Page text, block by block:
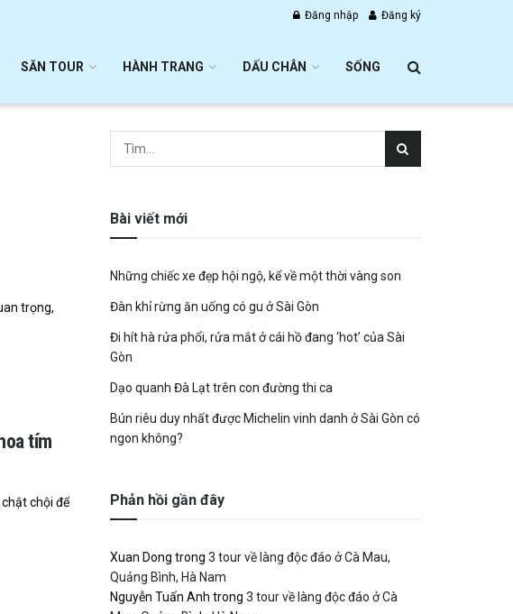
Đăng nhập Đăng ký
SĂN TOUR HÀNH TRANG DẤU CHÂN SỐNG
trọng,
tím
chội để
Bài viết mới
Những chiếc xe đẹp hội ngộ, kể về một thời vàng son
Đàn khỉ rừng ăn uống có gu ở Sài Gòn
Đi hít hà rửa phổi, rửa mắt ở cái hồ đang ‘hot’ của Sài
Gòn
Dạo quanh Đà Lạt trên con đường thi ca
Bún riêu duy nhất được Michelin vinh danh ở Sài Gòn có
ngon không?
Phản hồi gần đây
Xuan Dong trong 3 tour về làng độc đáo ở Cà Mau,
Quảng Bình, Hà Nam
Nguyễn Tuấn Anh trong 3 tour về làng độc đáo ở Cà